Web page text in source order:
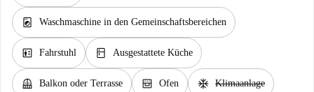
local_laundry_service Waschmaschine in den Gemeinschaftsbereichen
elevator Fahrstuhl kitchen Ausgestattete Küche
balcony Balkon oder Terrasse oven_gen Ofen ac_unit Klimaanlage